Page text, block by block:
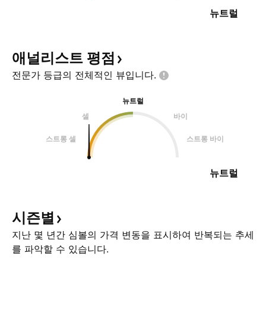
뉴트럴
애널리스트 평점
전문가 등급의 전체적인 뷰입니다.
뉴트럴
셀
바이
스트롱 셀 스트롱 바이
뉴트럴
시즌별
지난 몇 년간 심볼의 가격 변동을 표시하여 반복되는 추세
를 파악할 수 있습니다.